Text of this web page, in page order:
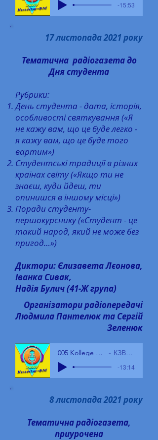
-15:53
17 листопада 2021 року
Тематична радіогазета до
Дня студента
Рубрики:
День студента - дата, історія,
особливості святкування («Я
не кажу вам, що це буде легко -
я кажу вам, що це буде того
вартим»)
Студентські традиції в різних
країнах світу («Якщо ти не
знаєш, куди йдеш, ти
опинишся в іншому місці»)
Поради студенту-
першокурснику («Студент - це
такий народ, який не може без
пригод…»)
Диктори: Єлизавета Лєонова,
Іванка Сивак,
Надія Булич (41-Ж група)
Організатори радіопередачі
Людмила Пантелюк та Сергій
Зеленюк
005 Kollege FM 17.11.21 КЗВО БГПК
-13:14
8 листопада 2021 року
Тематична радіогазета,
приурочена